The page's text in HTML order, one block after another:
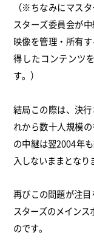
（※ちなみにマス
スターズ委員会が
映像を管理・所有
得したコンテンツ
す。）
結局この際は、決
れから数十人規模
の中継は翌2004年
入しないままとなり
再びこの問題が注
スターズのメインス
のです。